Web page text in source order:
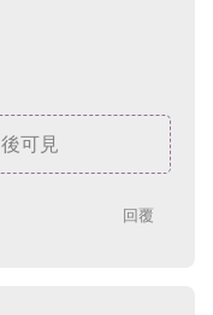
後可見
回覆